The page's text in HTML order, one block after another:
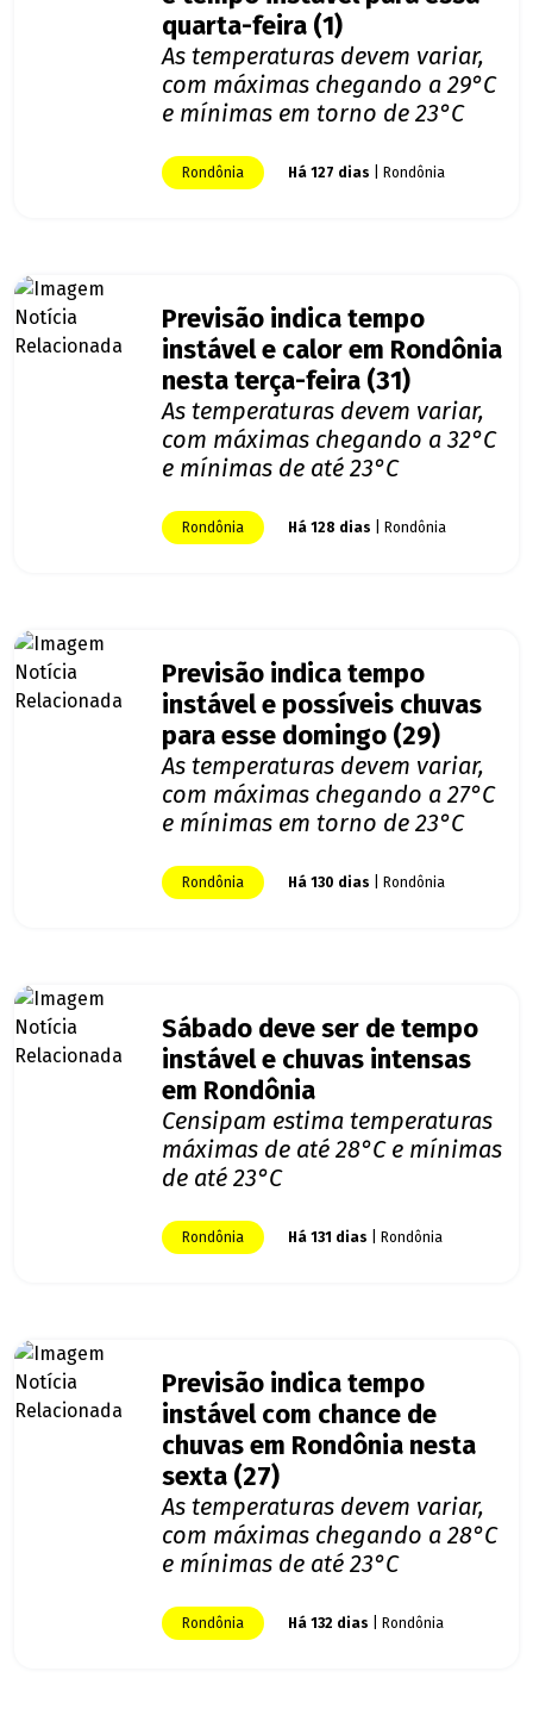
quarta-feira (1)
As temperaturas devem variar,
com máximas chegando a 29°C
e mínimas em torno de 23°C
Rondônia Há 127 dias | Rondônia
Previsão indica tempo
instável e calor em Rondônia
nesta terça-feira (31)
As temperaturas devem variar,
com máximas chegando a 32°C
e mínimas de até 23°C
Rondônia Há 128 dias | Rondônia
Previsão indica tempo
instável e possíveis chuvas
para esse domingo (29)
As temperaturas devem variar,
com máximas chegando a 27°C
e mínimas em torno de 23°C
Rondônia Há 130 dias | Rondônia
Sábado deve ser de tempo
instável e chuvas intensas
em Rondônia
Censipam estima temperaturas
máximas de até 28°C e mínimas
de até 23°C
Rondônia Há 131 dias | Rondônia
Previsão indica tempo
instável com chance de
chuvas em Rondônia nesta
sexta (27)
As temperaturas devem variar,
com máximas chegando a 28°C
e mínimas de até 23°C
Rondônia Há 132 dias | Rondônia